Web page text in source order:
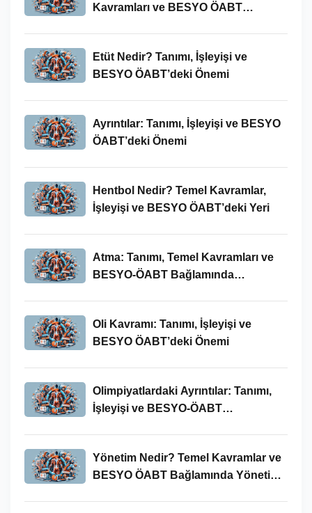
Kavramları ve BESYO ÖABT
Etüt Nedir? Tanımı, İşleyişi ve
BESYO ÖABT’deki Önemi
Ayrıntılar: Tanımı, İşleyişi ve BESYO
ÖABT’deki Önemi
Hentbol Nedir? Temel Kavramlar,
İşleyişi ve BESYO ÖABT’deki Yeri
Atma: Tanımı, Temel Kavramları ve
BESYO-ÖABT Bağlamında
Oli Kavramı: Tanımı, İşleyişi ve
BESYO ÖABT’deki Önemi
Olimpiyatlardaki Ayrıntılar: Tanımı,
İşleyişi ve BESYO-ÖABT
Yönetim Nedir? Temel Kavramlar ve
BESYO ÖABT Bağlamında Yönetim